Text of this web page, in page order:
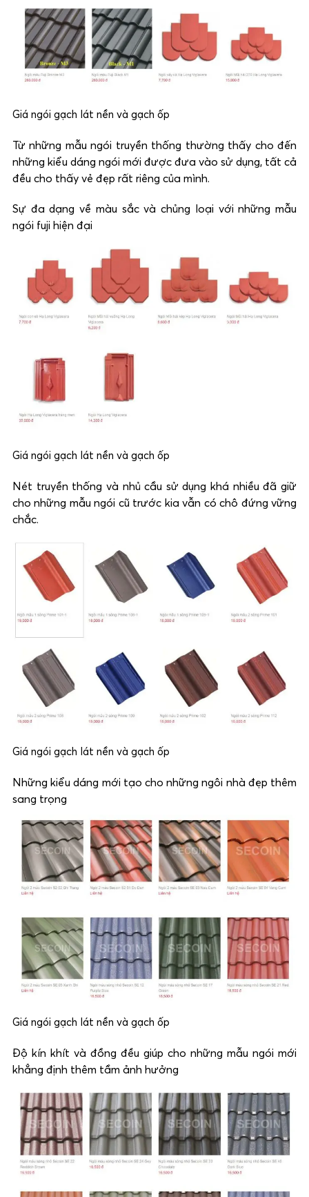
Giá ngói gạch lát nền và gạch ốp
Từ những mẫu ngói truyền thống thường thấy cho đến
những kiểu dáng ngói mới được đưa vào sử dụng, tất cả
đều cho thấy vẻ đẹp rất riêng của mình.
Sự đa dạng về màu sắc và chủng loại với những mẫu
ngói fuji hiện đại
Giá ngói gạch lát nền và gạch ốp
Nét truyền thống và nhủ cầu sử dụng khá nhiều đã giữ
cho những mẫu ngói cũ trước kia vẫn có chô đứng vững
chắc.
Giá ngói gạch lát nền và gạch ốp
Những kiểu dáng mới tạo cho những ngôi nhà đẹp thêm
sang trọng
Giá ngói gạch lát nền và gạch ốp
Độ kín khít và đồng đều giúp cho những mẫu ngói mới
khẳng định thêm tầm ảnh hưởng